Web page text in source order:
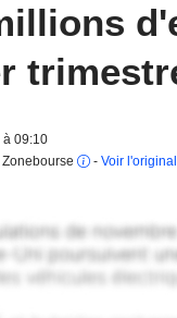
à 09:10
- Voir l'original